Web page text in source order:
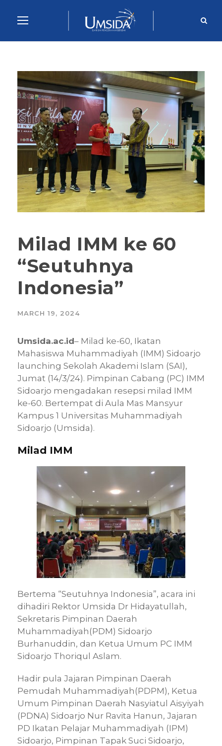
Milad IMM ke 60
“Seutuhnya
Indonesia”
MARCH 19, 2024
Umsida.ac.id– Milad ke-60, Ikatan
Mahasiswa Muhammadiyah (IMM) Sidoarjo
launching Sekolah Akademi Islam (SAI),
Jumat (14/3/24). Pimpinan Cabang (PC) IMM
Sidoarjo mengadakan resepsi milad IMM
ke-60. Bertempat di Aula Mas Mansyur
Kampus 1 Universitas Muhammadiyah
Sidoarjo (Umsida).
Milad IMM
Bertema “Seutuhnya Indonesia”, acara ini
dihadiri Rektor Umsida Dr Hidayatullah,
Sekretaris Pimpinan Daerah
Muhammadiyah(PDM) Sidoarjo
Burhanuddin, dan Ketua Umum PC IMM
Sidoarjo Thoriqul Aslam.
Hadir pula Jajaran Pimpinan Daerah
Pemudah Muhammadiyah(PDPM), Ketua
Umum Pimpinan Daerah Nasyiatul Aisyiyah
(PDNA) Sidoarjo Nur Ravita Hanun, Jajaran
PD Ikatan Pelajar Muhammadiyah (IPM)
Sidoarjo, Pimpinan Tapak Suci Sidoarjo,